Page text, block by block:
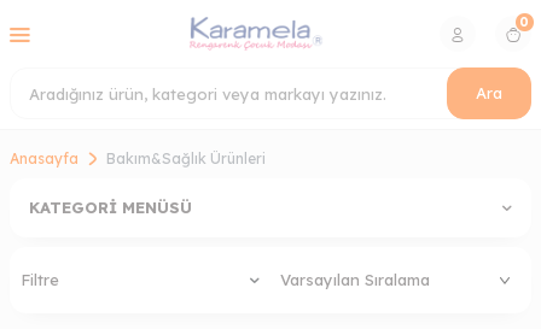
Ara
0
Anasayfa Bakım&Sağlık Ürünleri
KATEGORI MENÜSÜ
Filtre